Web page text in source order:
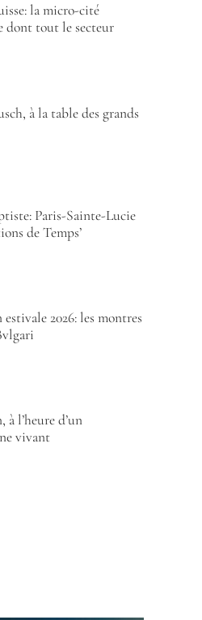
la micro-cité
dont tout le secteur
à la table des grands
Paris-Sainte-Lucie
de Temps’
estivale 2026: les montres
à l’heure d’un
vivant